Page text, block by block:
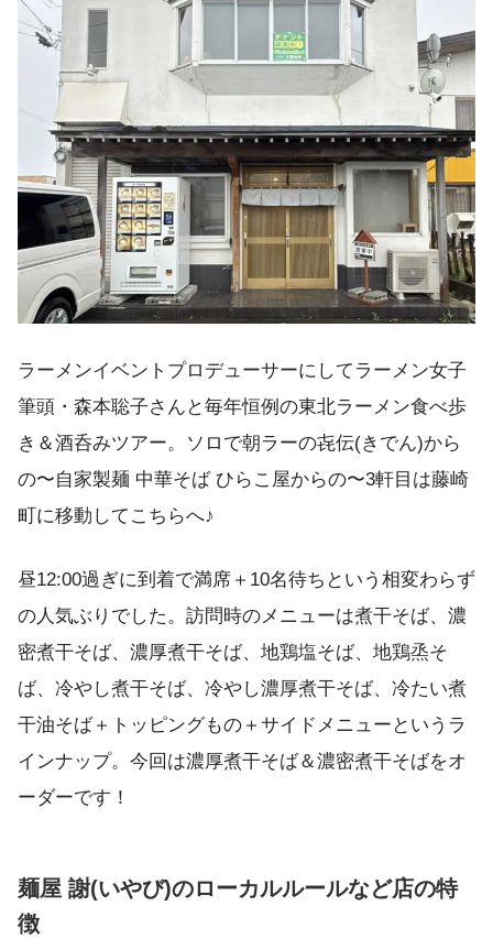
ラーメンイベントプロデューサーにしてラーメン女子
筆頭・森本聡子さんと毎年恒例の東北ラーメン食べ歩
き＆酒呑みツアー。ソロで朝ラーの㐂伝(きでん)から
の〜自家製麺 中華そば ひらこ屋からの〜3軒目は藤崎
町に移動してこちらへ♪
昼12:00過ぎに到着で満席＋10名待ちという相変わらず
の人気ぶりでした。訪問時のメニューは煮干そば、濃
密煮干そば、濃厚煮干そば、地鶏塩そば、地鶏烝そ
ば、冷やし煮干そば、冷やし濃厚煮干そば、冷たい煮
干油そば＋トッピングもの＋サイドメニューというラ
インナップ。今回は濃厚煮干そば＆濃密煮干そばをオ
ーダーです！
麺屋 謝(いやび)のローカルルールなど店の特
徴